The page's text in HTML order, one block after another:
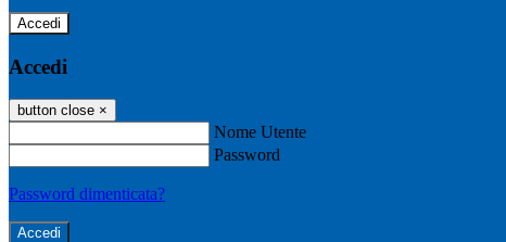
Accedi
Accedi
button close ×
Nome Utente
Password
Password dimenticata?